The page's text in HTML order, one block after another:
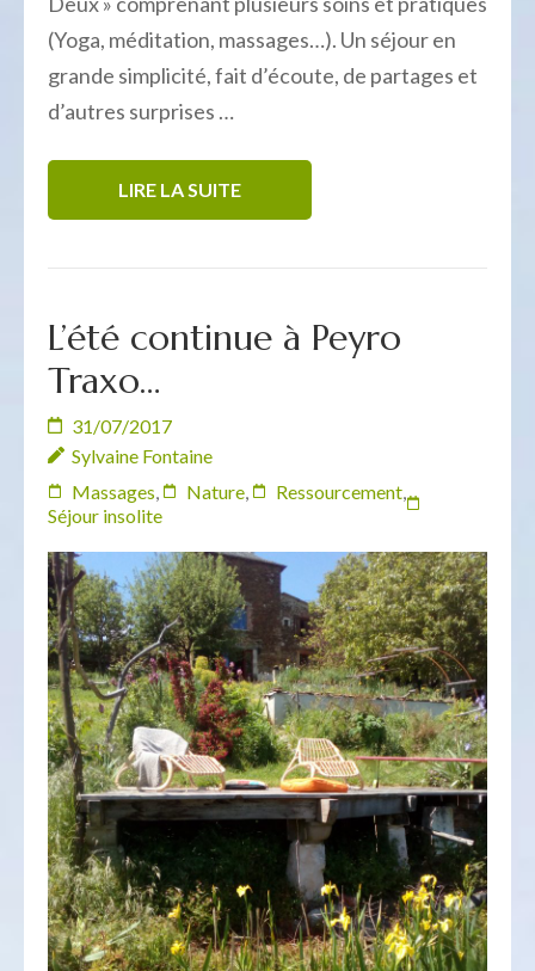
(Yoga, méditation, massages…). Un séjour en
grande simplicité, fait d’écoute, de partages et
d’autres surprises …
LIRE LA SUITE
L’été continue à Peyro
Traxo…
31/07/2017
Sylvaine Fontaine
Massages, Nature, Ressourcement,
Séjour insolite